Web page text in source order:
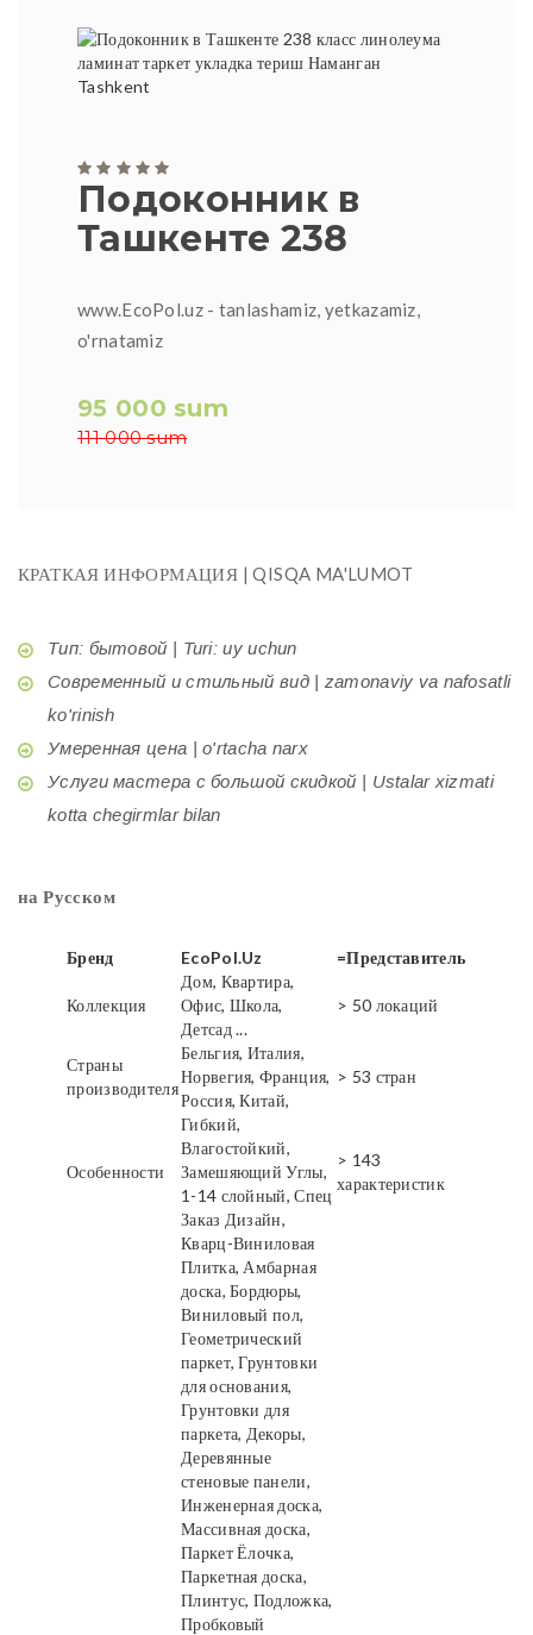
Подоконник в
Ташкенте 238
www.EcoPol.uz - tanlashamiz, yetkazamiz,
o'rnatamiz
95 000 sum
111 000 sum
КРАТКАЯ ИНФОРМАЦИЯ | QISQA MA'LUMOT
Тип: бытовой | Turi: uy uchun
Современный и стильный вид | zamonaviy va nafosatli
ko'rinish
Умеренная цена | o'rtacha narx
Услуги мастера с большой скидкой | Ustalar xizmati
kotta chegirmlar bilan
на Русском
Бренд EcoPol.Uz =Представитель
Коллекция
Дом, Квартира,
Офис, Школа,
Детсад ...
> 50 локаций
Страны
производителя
Бельгия, Италия,
Норвегия, Франция,
Россия, Китай,
> 53 стран
Особенности
Гибкий,
Влагостойкий,
Замешяющий Углы,
1-14 слойный, Спец
Заказ Дизайн,
> 143
характеристик
Кварц-Виниловая
Плитка, Амбарная
доска, Бордюры,
Виниловый пол,
Геометрический
паркет, Грунтовки
для основания,
Грунтовки для
паркета, Декоры,
Деревянные
стеновые панели,
Инженерная доска,
Массивная доска,
Паркет Ёлочка,
Паркетная доска,
Плинтус, Подложка,
Пробковый